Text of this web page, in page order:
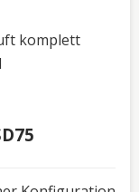
komplett